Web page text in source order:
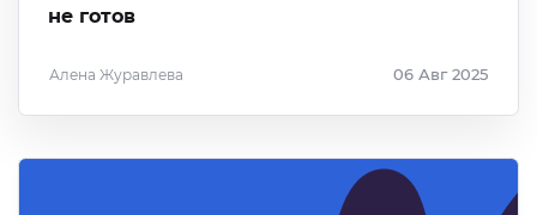
не готов
Алена Журавлева 06 Авг 2025